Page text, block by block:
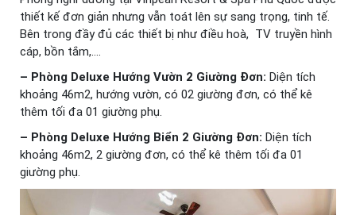
thiết kế đơn giản nhưng vẫn toát lên sự sang trọng, tinh tế.
Bên trong đầy đủ các thiết bị như điều hoà, TV truyền hình
cáp, bồn tắm,….
– Phòng Deluxe Hướng Vườn 2 Giường Đơn: Diện tích
khoảng 46m2, hướng vườn, có 02 giường đơn, có thể kê
thêm tối đa 01 giường phụ.
– Phòng Deluxe Hướng Biển 2 Giường Đơn: Diện tích
khoảng 46m2, 2 giường đơn, có thể kê thêm tối đa 01
giường phụ.